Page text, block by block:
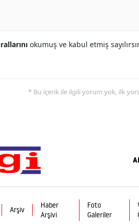
okumuş ve kabul etmiş
* Bu içerik ile ilgili yorum yok, ilk
Arşiv
Haber
Arşivi
Foto
Galeriler